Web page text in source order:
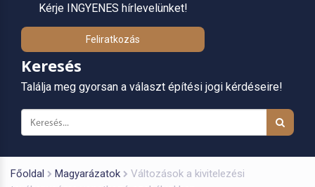
Kérje INGYENES hírlevelünket!
Feliratkozás
Keresés
Találja meg gyorsan a választ építési jogi kérdéseire!
Főoldal Magyarázatok
Változások a kivitelezési